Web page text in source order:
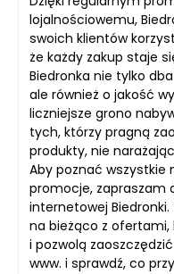
lojalnościowemu,
swoich klientów
że każdy zakup staje
Biedronka nie tylko
ale również o jakość
liczniejsze grono
tych, którzy pragną
produkty, nie
Aby poznać wszystkie
promocje, zapraszam
internetowej Biedronki.
na bieżąco z ofertami,
i pozwolą
www. i sprawdź, co